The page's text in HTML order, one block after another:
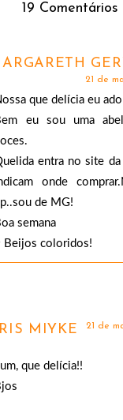
19 Comentários
21 de
que delícia eu
eu sou uma
entra no site da
onde
de MG!
semana
Beijos coloridos!
MIYKE 21 de
que delícia!!